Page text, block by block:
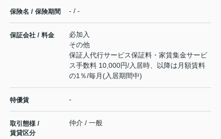
保険名 / 保険期間 - / -
保証会社 / 料金
必加入
その他
保証人代行サービス保証料・家賃集金サービ
ス手数料 10,000円/入居時、以降は月額賃料
の1％/毎月(入居期間中)
特優賃 -
取引態様 /
賃貸区分
仲介 / 一般